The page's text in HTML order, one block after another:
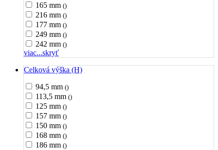
165 mm ()
216 mm ()
177 mm ()
249 mm ()
242 mm ()
viac...skryť
Celková výška (H)
94,5 mm ()
113,5 mm ()
125 mm ()
157 mm ()
150 mm ()
168 mm ()
186 mm ()